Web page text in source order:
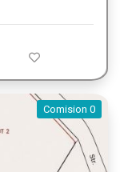
Comision 0